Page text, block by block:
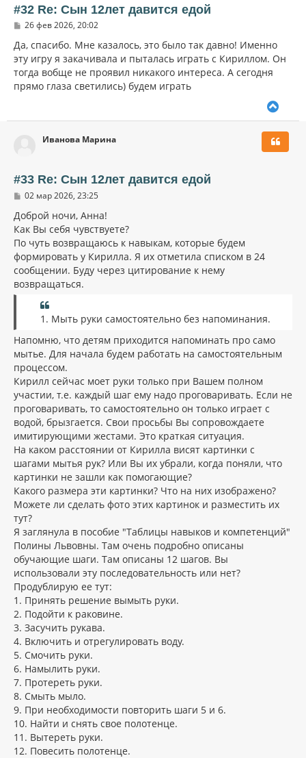
а
#32 Re: Сын 12лет давится едой
С
о
б
щ
е
н
и
26 фев 2026, 20:02
Да, спасибо. Мне казалось, это было так давно! Именно
эту игру я закачивала и пыталась играть с Кириллом. Он
тогда вобще не проявил никакого интереса. А сегодня
прямо глаза светились) будем играть
у
Иванова Марина
#33 Re: Сын 12лет давится едой
С
о
щ
е
н
и
е
02 мар 2026, 23:25
Доброй ночи, Анна!
Как Вы себя чувствуете?
По чуть возвращаюсь к навыкам, которые будем
формировать у Кирилла. Я их отметила списком в 24
сообщении. Буду через цитирование к нему
возвращаться.
1. Мыть руки самостоятельно без напоминания.
Напомню, что детям приходится напоминать про само
мытье. Для начала будем работать на самостоятельным
процессом.
Кирилл сейчас моет руки только при Вашем полном
участии, т.е. каждый шаг ему надо проговаривать. Если не
проговаривать, то самостоятельно он только играет с
водой, брызгается. Свои просьбы Вы сопровождаете
имитирующими жестами. Это краткая ситуация.
На каком расстоянии от Кирилла висят картинки с
шагами мытья рук? Или Вы их убрали, когда поняли, что
картинки не зашли как помогающие?
Какого размера эти картинки? Что на них изображено?
Можете ли сделать фото этих картинок и разместить их
тут?
Я заглянула в пособие "Таблицы навыков и компетенций"
Полины Львовны. Там очень подробно описаны
обучающие шаги. Там описаны 12 шагов. Вы
использовали эту последовательность или нет?
Продублирую ее тут:
1. Принять решение вымыть руки.
2. Подойти к раковине.
3. Засучить рукава.
4. Включить и отрегулировать воду.
5. Смочить руки.
6. Намылить руки.
7. Протереть руки.
8. Смыть мыло.
9. При необходимости повторить шаги 5 и 6.
10. Найти и снять свое полотенце.
11. Вытереть руки.
12. Повесить полотенце.